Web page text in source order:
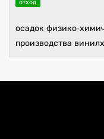
отход
осадок физико-
производства